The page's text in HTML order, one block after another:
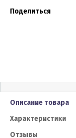
Поделиться
Описание товара
Характеристики
Отзывы